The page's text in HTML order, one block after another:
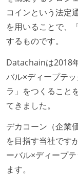
コインという法定
を用いることで、
するものです。
Datachainは2018
バル×ディープテ
ラ」をつくること
てきました。
デカコーン（企業
を目指す当社です
ーバル×ディープ
ます。